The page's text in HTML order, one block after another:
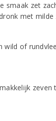
smaak zet
met milde
wild of